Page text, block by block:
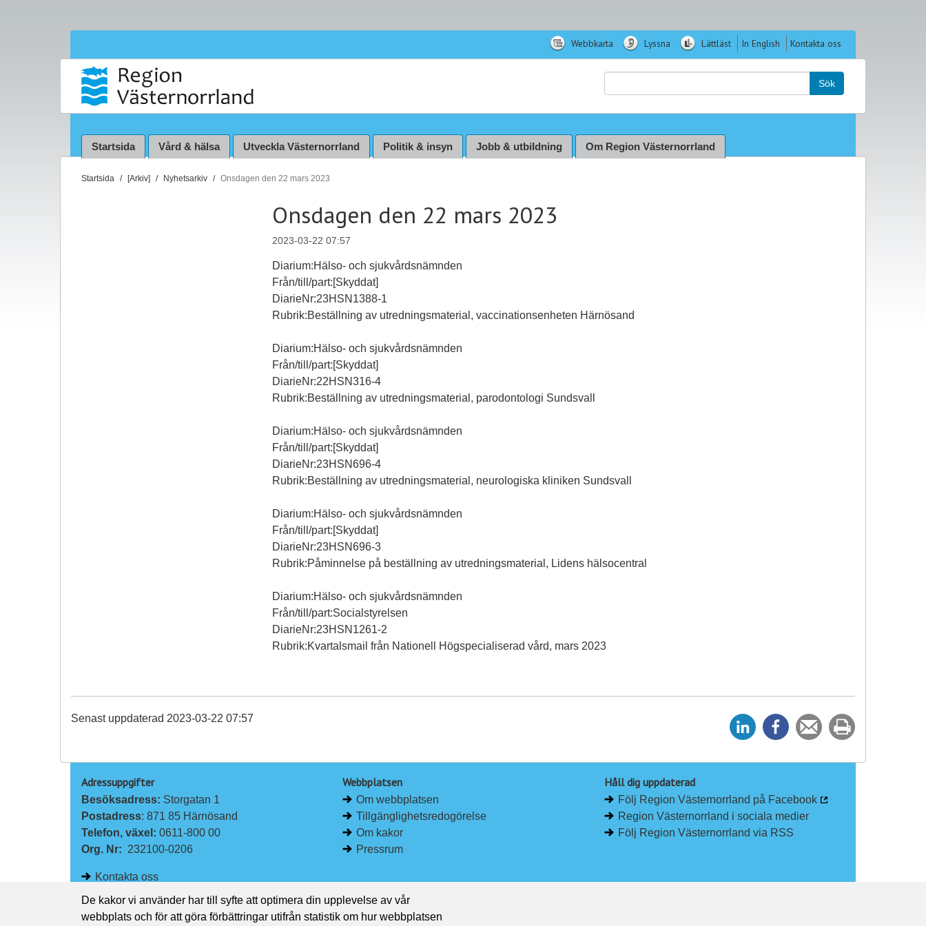
Webbkarta Lyssna Lättläst In English Kontakta oss
Sök
Startsida Vård & hälsa Utveckla Västernorrland Politik & insyn Jobb & utbildning Om Region Västernorrland
D
Startsida [Arkiv] Nyhetsarkiv Onsdagen den 22 mars 2023
Onsdagen den 22 mars 2023
2023-03-22 07:57
Diarium:Hälso- och sjukvårdsnämnden
Från/till/part:[Skyddat]
DiarieNr:23HSN1388-1
Rubrik:Beställning av utredningsmaterial, vaccinationsenheten Härnösand
Diarium:Hälso- och sjukvårdsnämnden
Från/till/part:[Skyddat]
DiarieNr:22HSN316-4
Rubrik:Beställning av utredningsmaterial, parodontologi Sundsvall
Diarium:Hälso- och sjukvårdsnämnden
Från/till/part:[Skyddat]
DiarieNr:23HSN696-4
Rubrik:Beställning av utredningsmaterial, neurologiska kliniken Sundsvall
Diarium:Hälso- och sjukvårdsnämnden
Från/till/part:[Skyddat]
DiarieNr:23HSN696-3
Rubrik:Påminnelse på beställning av utredningsmaterial, Lidens hälsocentral
Diarium:Hälso- och sjukvårdsnämnden
Från/till/part:Socialstyrelsen
DiarieNr:23HSN1261-2
Rubrik:Kvartalsmail från Nationell Högspecialiserad vård, mars 2023
e
p
å
L
k
e
p
å
F
e
Tipsa
en
ut
Senast uppdaterad 2023-03-22 07:57
Adressuppgifter
Besöksadress: Storgatan 1
Postadress: 871 85 Härnösand
Telefon, växel: 0611-800 00
Org. Nr: 232100-0206
Kontakta oss
Webbplatsen
Om webbplatsen
Tillgänglighetsredogörelse
Om kakor
Pressrum
Håll dig uppdaterad
Följ Region Västernorrland på Facebook
Region Västernorrland i sociala medier
Följ Region Västernorrland via RSS
De kakor vi använder har till syfte att optimera din upplevelse av vår
webbplats och för att göra förbättringar utifrån statistik om hur webbplatsen